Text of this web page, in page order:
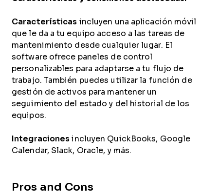
Características incluyen una aplicación móvil
que le da a tu equipo acceso a las tareas de
mantenimiento desde cualquier lugar. El
software ofrece paneles de control
personalizables para adaptarse a tu flujo de
trabajo. También puedes utilizar la función de
gestión de activos para mantener un
seguimiento del estado y del historial de los
equipos.
Integraciones incluyen QuickBooks, Google
Calendar, Slack, Oracle, y más.
Pros and Cons